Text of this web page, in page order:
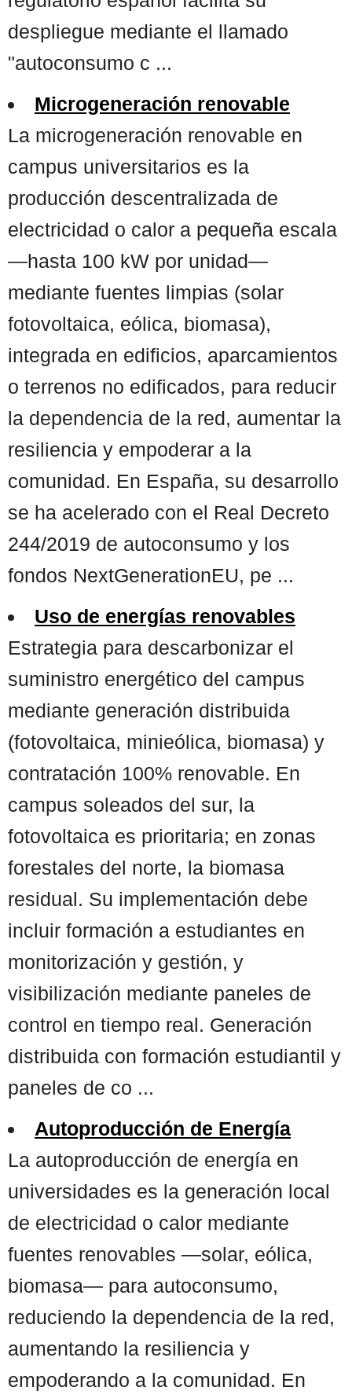
despliegue mediante el llamado
"autoconsumo c ...
Microgeneración renovable
La microgeneración renovable en
campus universitarios es la
producción descentralizada de
electricidad o calor a pequeña escala
—hasta 100 kW por unidad—
mediante fuentes limpias (solar
fotovoltaica, eólica, biomasa),
integrada en edificios, aparcamientos
o terrenos no edificados, para reducir
la dependencia de la red, aumentar la
resiliencia y empoderar a la
comunidad. En España, su desarrollo
se ha acelerado con el Real Decreto
244/2019 de autoconsumo y los
fondos NextGenerationEU, pe ...
Uso de energías renovables
Estrategia para descarbonizar el
suministro energético del campus
mediante generación distribuida
(fotovoltaica, minieólica, biomasa) y
contratación 100% renovable. En
campus soleados del sur, la
fotovoltaica es prioritaria; en zonas
forestales del norte, la biomasa
residual. Su implementación debe
incluir formación a estudiantes en
monitorización y gestión, y
visibilización mediante paneles de
control en tiempo real. Generación
distribuida con formación estudiantil y
paneles de co ...
Autoproducción de Energía
La autoproducción de energía en
universidades es la generación local
de electricidad o calor mediante
fuentes renovables —solar, eólica,
biomasa— para autoconsumo,
reduciendo la dependencia de la red,
aumentando la resiliencia y
empoderando a la comunidad. En